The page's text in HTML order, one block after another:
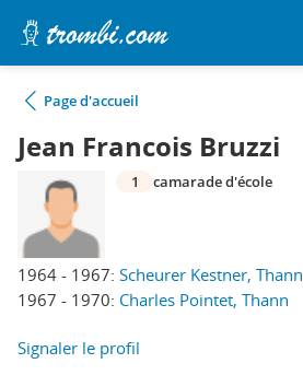
Page d'accueil
Jean Francois Bruzzi
1964 - 1967: Scheurer Kestner, Thann
1967 - 1970: Charles Pointet, Thann
1 camarade d'école
Signaler le profil